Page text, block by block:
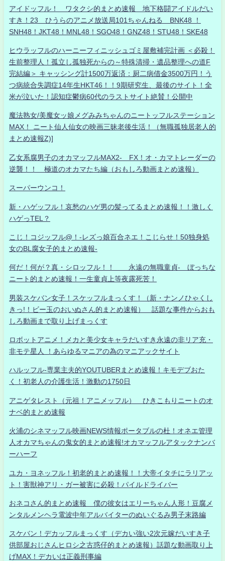
アイドッフル！ ワタクシ的まとめ速報 地下格闘アイドルだい
すき！23 ひうらのアニメ放送局101ちゃんねる BNK48 ！
SNH48！JKT48！MNL48！SGO48！GNZ48！STU48！SKE48
ヒウラッフルのハーニーフィニッシュゴミ屋敷補完計画 ＜必殺！
生前整理人！孤立し孤独死からの～特殊清掃・遺品整理への道F
完結編＞ キャッシング計1500万返済：厨二病借金3500万円！う
つ病統合失調症14年生HKT46！！9期研究生、最後のサイト！全
米が泣いた！認知症鬱病60代のラストサイト絶賛！公開中
魔法熟女/美魔女ッ娘メグみみちゃんのニートッフルステーション
MAX！ ニート仙人仙女の映画三昧老後生活！（無職孤独居老人的
まとめ速報Z)]
乙女系腐男子のオカマッフルMAX2- FX！オ・カマトレーダーの
逆襲！！ 極道のオカマたち編（おもしろ動画まとめ速報）
スーパーウンコ！
新・ハゲッフル！哀愁のハゲ男の髪ってるまとめ速報！！激しく
ハゲっTEL？
こじ！コジッフル@！-レズっ娘百合ネエ！こじらせ！50独身処
女のBL腐女子的まとめ速報-
何だ！何が？真・シロッフル！！ 永遠の無職童貞- ぼっちな
ニート的まとめ速報！一生童貞上等夜露死苦！
男装スケバン女子！スケッフルまっくす！（新・ナンノひゃくし
きっ!！ビー玉のおいぬさん的まとめ速報） 話題な事件からおも
しろ動画まで取り上げまっくす
ロボットアニメ！メカと美少女キャラだいすき永遠の非リア充・
非モテ星人 ！あらゆるマニアの為のマニアックサイト
ハルッフル-専業主夫的YOUTUBERまとめ速報！キモデブおた
く！初老人の介護生活！激動の1750日
アニゲタレスト（元祖！アニメッフル） ひきこもりニートのオ
ナベ的まとめ速報
火浦のシネマッフル映画NEWS情報ポータブルの杜！オネエ管理
人オカマちゃんの鬼女的まとめ速報!オカマッフルアタックナンバ
ーハーフ
ユカ・ヨネッフル！初老的まとめ速報！！大帝イタチにラリアッ
ト！害獣神アリ・ガー被害に必殺！パイルドライバー
おネコさん的まとめ速報 僕の彼女はエリーちゃん人形！豆腐メ
ンタルメンヘラ電波中年アルバイターのぬいぐるみ男子末路編
スケバン！デカッフルまっくす（デカい強い2次元嫁だいすき子
供部屋おじさんヒロシ之古惑仔的まとめ速報）話題な動画取り上
げMAX！デカいは正義刑事編